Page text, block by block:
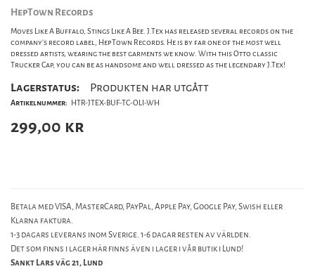
HepTown Records
Moves Like A Buffalo, Stings Like A Bee. J.Tex has released several records on the
company's record label, HepTown Records. He is by far one of the most well
dressed artists, wearing the best garments we know. With this Otto classic
Trucker Cap, you can be as handsome and well dressed as the legendary J.Tex!
Lagerstatus: Produkten har utgått
Artikelnummer: HTR-JTEX-BUF-TC-OLI-WH
299,00 kr
Betala med VISA, MasterCard, PayPal, Apple Pay, Google Pay, Swish eller
Klarna faktura.
1-3 dagars leverans inom Sverige. 1-6 dagar resten av världen.
Det som finns i lager här finns även i lager i vår butik i Lund!
Sankt Lars väg 21, Lund